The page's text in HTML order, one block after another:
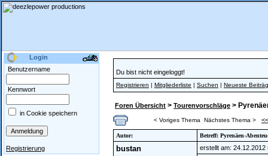
Login
Benutzername
Kennwort
in Cookie speichern
Registrierung
Du bist nicht eingeloggt!
Registrieren | Mitgliederliste | Suchen | Neueste
Foren Übersicht > Tourenvorschläge >
< Voriges Thema Nächstes Thema > <<
Autor: Betreff: Pyrenäen-
bustan erstellt am: 24.12.2012